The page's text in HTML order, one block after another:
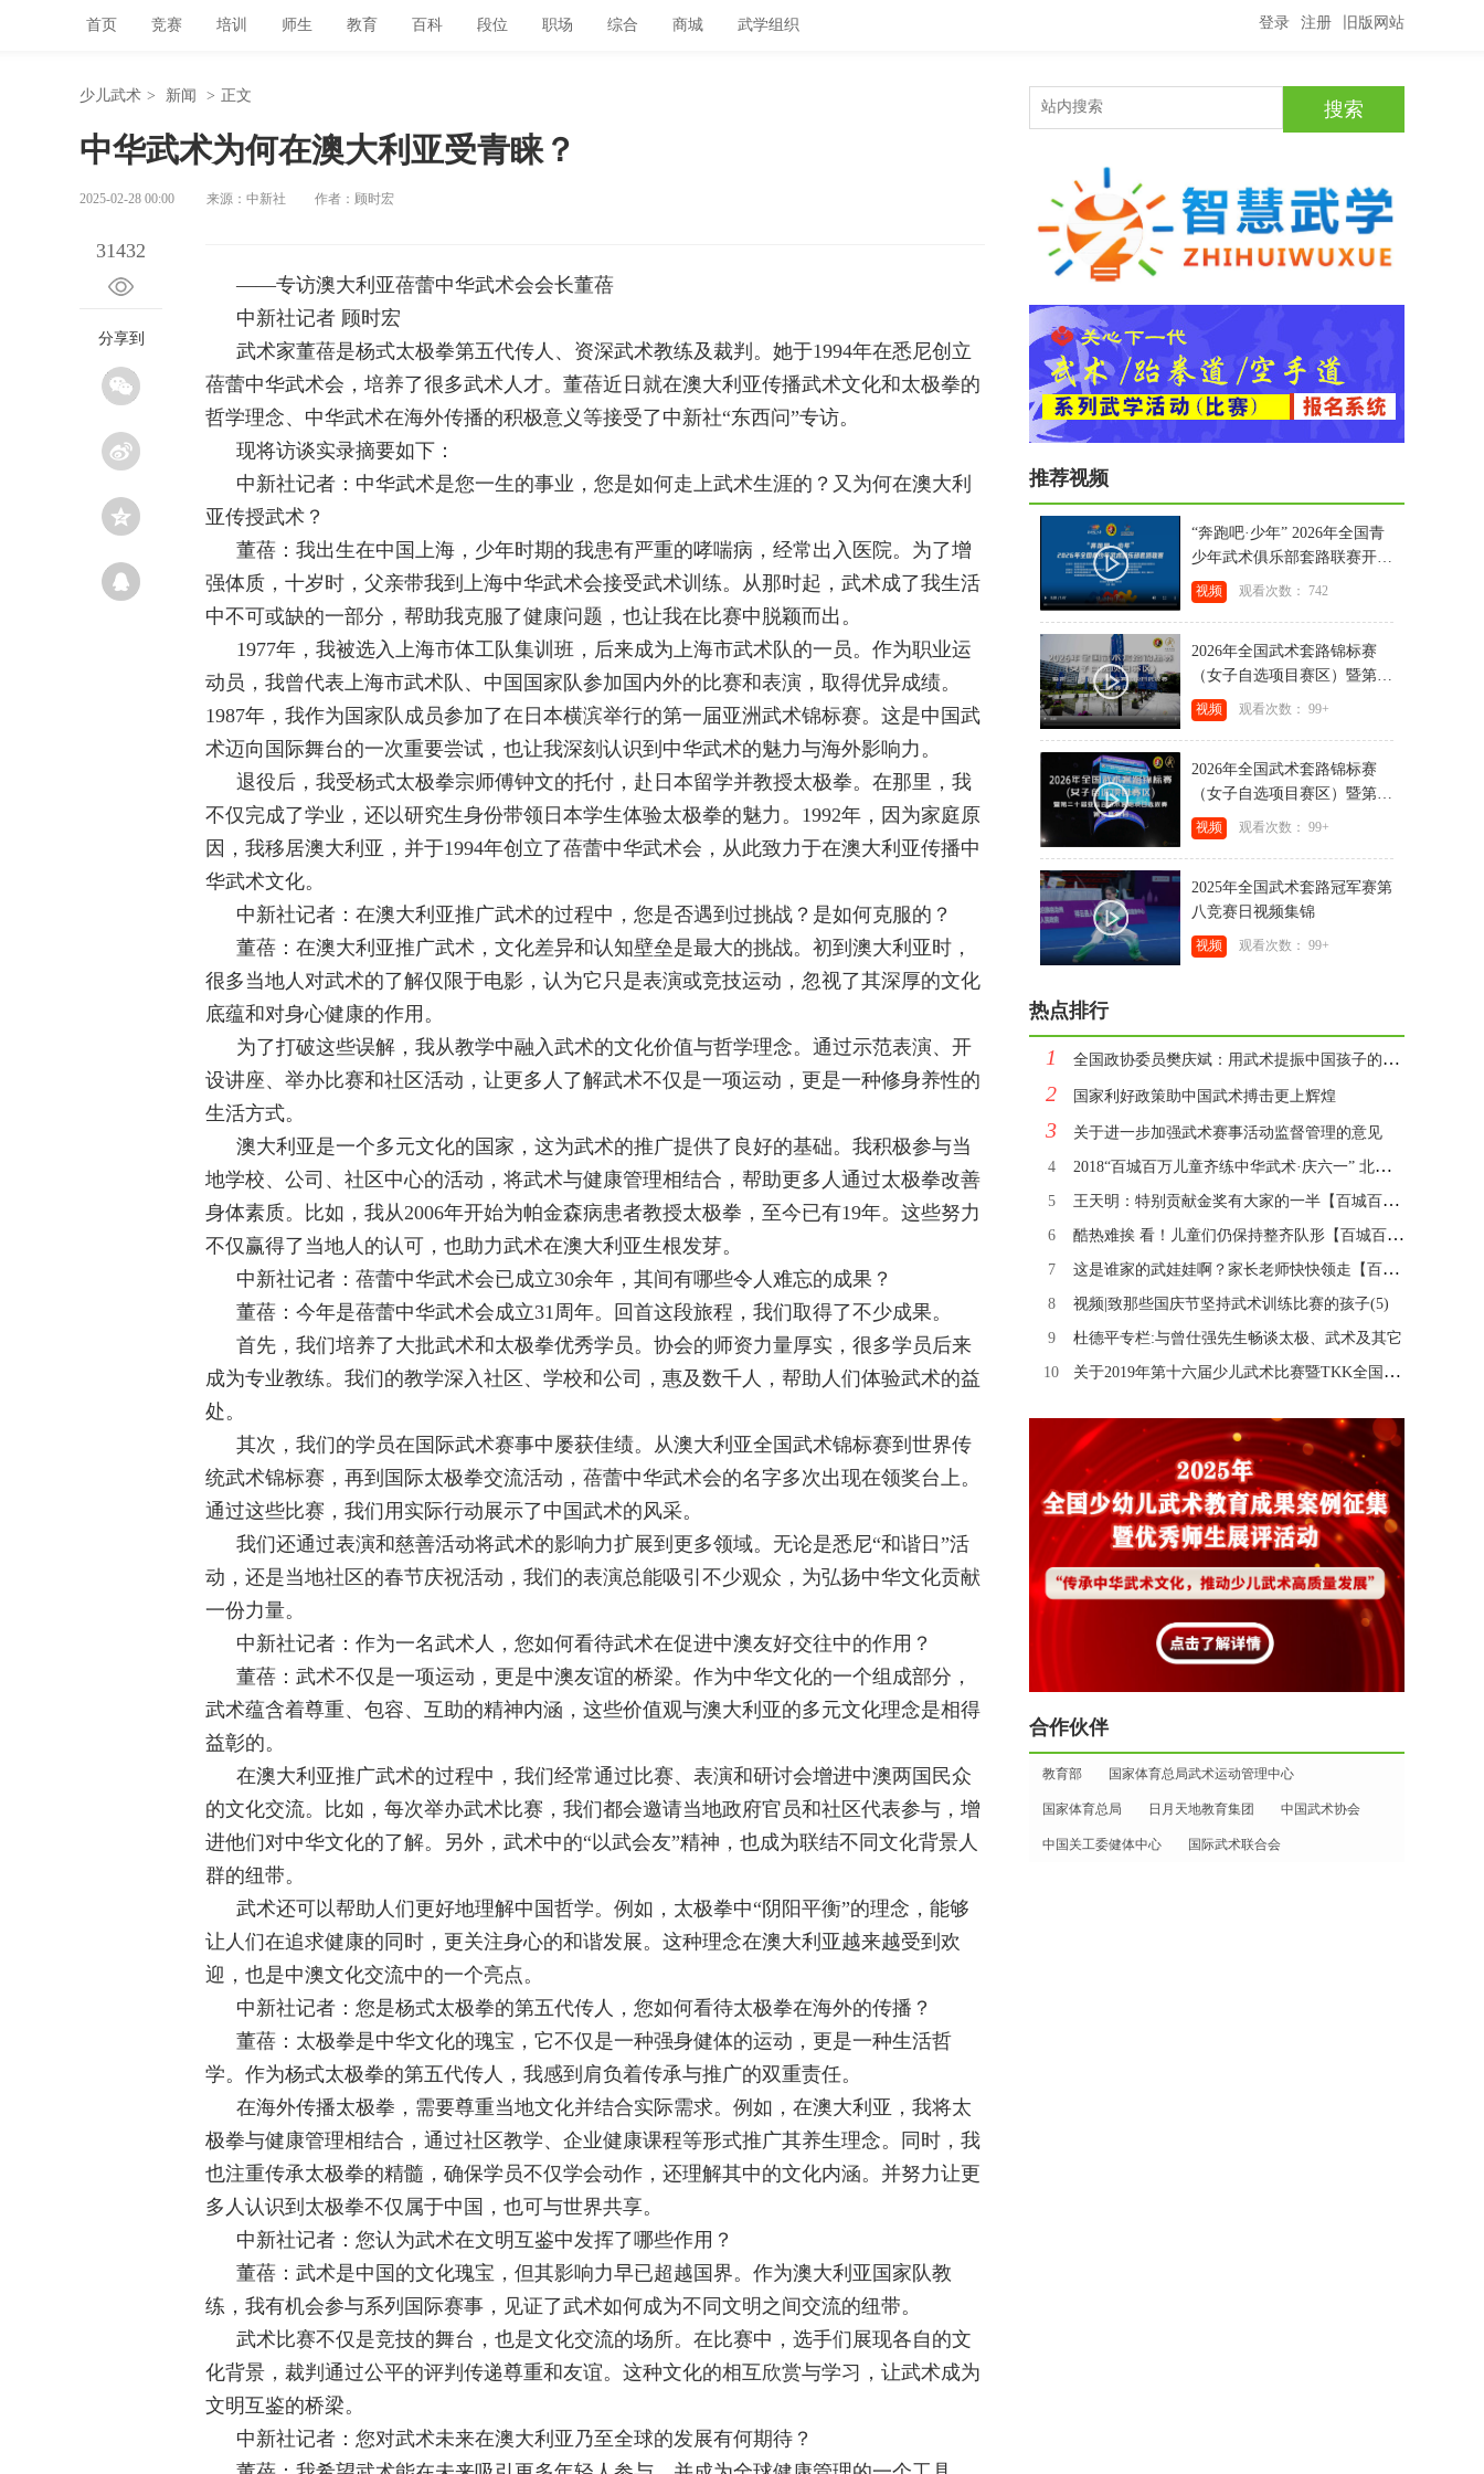
旧版网站
注册
登录
首页 竞赛 培训 师生 教育 百科 段位 职场 综合 商城 武学组织
推荐视频
“奔跑吧·少年” 2026年全国青
少年武术俱乐部套路联赛开赛
视频
视频 观看次数： 742
2026年全国武术套路锦标赛
（女子自选项目赛区）暨第二
十届亚运会武术套路项目选拔
赛第三竞赛日视频集锦
视频 观看次数： 99+
2026年全国武术套路锦标赛
（女子自选项目赛区）暨第二
十届亚运会武术套路项目选拔
赛第二竞赛日视频集锦
视频 观看次数： 99+
2025年全国武术套路冠军赛第
八竞赛日视频集锦
视频 观看次数： 99+
热点排行
1 全国政协委员樊庆斌：用武术提振中国孩子的“精气神”
2 国家利好政策助中国武术搏击更上辉煌
3 关于进一步加强武术赛事活动监督管理的意见
4 2018“百城百万儿童齐练中华武术·庆六一” 北京主会场活动圆满闭幕！
5 王天明：特别贡献金奖有大家的一半【百城百万图集2】
6 酷热难挨 看！儿童们仍保持整齐队形【百城百万图集3】
7 这是谁家的武娃娃啊？家长老师快快领走【百城百万图集4】
8 视频|致那些国庆节坚持武术训练比赛的孩子(5)
9 杜德平专栏:与曾仕强先生畅谈太极、武术及其它
10 关于2019年第十六届少儿武术比赛暨TKK全国少儿武搏赛 安保及赛事观摩的通知
合作伙伴
教育部 国家体育总局武术运动管理中心
国家体育总局 日月天地教育集团 中国武术协会
中国关工委健体中心 国际武术联合会
少儿武术 > 新闻 > 正文
中华武术为何在澳大利亚受青睐？
2025-02-28 00:00 来源：中新社 作者：顾时宏
31432
分享到
——专访澳大利亚蓓蕾中华武术会会长董蓓
中新社记者 顾时宏
武术家董蓓是杨式太极拳第五代传人、资深武术教练及裁判。她于1994年在悉尼创立
蓓蕾中华武术会，培养了很多武术人才。董蓓近日就在澳大利亚传播武术文化和太极拳的
哲学理念、中华武术在海外传播的积极意义等接受了中新社“东西问”专访。
现将访谈实录摘要如下：
中新社记者：中华武术是您一生的事业，您是如何走上武术生涯的？又为何在澳大利
亚传授武术？
董蓓：我出生在中国上海，少年时期的我患有严重的哮喘病，经常出入医院。为了增
强体质，十岁时，父亲带我到上海中华武术会接受武术训练。从那时起，武术成了我生活
中不可或缺的一部分，帮助我克服了健康问题，也让我在比赛中脱颖而出。
1977年，我被选入上海市体工队集训班，后来成为上海市武术队的一员。作为职业运
动员，我曾代表上海市武术队、中国国家队参加国内外的比赛和表演，取得优异成绩。
1987年，我作为国家队成员参加了在日本横滨举行的第一届亚洲武术锦标赛。这是中国武
术迈向国际舞台的一次重要尝试，也让我深刻认识到中华武术的魅力与海外影响力。
退役后，我受杨式太极拳宗师傅钟文的托付，赴日本留学并教授太极拳。在那里，我
不仅完成了学业，还以研究生身份带领日本学生体验太极拳的魅力。1992年，因为家庭原
因，我移居澳大利亚，并于1994年创立了蓓蕾中华武术会，从此致力于在澳大利亚传播中
华武术文化。
中新社记者：在澳大利亚推广武术的过程中，您是否遇到过挑战？是如何克服的？
董蓓：在澳大利亚推广武术，文化差异和认知壁垒是最大的挑战。初到澳大利亚时，
很多当地人对武术的了解仅限于电影，认为它只是表演或竞技运动，忽视了其深厚的文化
底蕴和对身心健康的作用。
为了打破这些误解，我从教学中融入武术的文化价值与哲学理念。通过示范表演、开
设讲座、举办比赛和社区活动，让更多人了解武术不仅是一项运动，更是一种修身养性的
生活方式。
澳大利亚是一个多元文化的国家，这为武术的推广提供了良好的基础。我积极参与当
地学校、公司、社区中心的活动，将武术与健康管理相结合，帮助更多人通过太极拳改善
身体素质。比如，我从2006年开始为帕金森病患者教授太极拳，至今已有19年。这些努力
不仅赢得了当地人的认可，也助力武术在澳大利亚生根发芽。
中新社记者：蓓蕾中华武术会已成立30余年，其间有哪些令人难忘的成果？
董蓓：今年是蓓蕾中华武术会成立31周年。回首这段旅程，我们取得了不少成果。
首先，我们培养了大批武术和太极拳优秀学员。协会的师资力量厚实，很多学员后来
成为专业教练。我们的教学深入社区、学校和公司，惠及数千人，帮助人们体验武术的益
处。
其次，我们的学员在国际武术赛事中屡获佳绩。从澳大利亚全国武术锦标赛到世界传
统武术锦标赛，再到国际太极拳交流活动，蓓蕾中华武术会的名字多次出现在领奖台上。
通过这些比赛，我们用实际行动展示了中国武术的风采。
我们还通过表演和慈善活动将武术的影响力扩展到更多领域。无论是悉尼“和谐日”活
动，还是当地社区的春节庆祝活动，我们的表演总能吸引不少观众，为弘扬中华文化贡献
一份力量。
中新社记者：作为一名武术人，您如何看待武术在促进中澳友好交往中的作用？
董蓓：武术不仅是一项运动，更是中澳友谊的桥梁。作为中华文化的一个组成部分，
武术蕴含着尊重、包容、互助的精神内涵，这些价值观与澳大利亚的多元文化理念是相得
益彰的。
在澳大利亚推广武术的过程中，我们经常通过比赛、表演和研讨会增进中澳两国民众
的文化交流。比如，每次举办武术比赛，我们都会邀请当地政府官员和社区代表参与，增
进他们对中华文化的了解。另外，武术中的“以武会友”精神，也成为联结不同文化背景人
群的纽带。
武术还可以帮助人们更好地理解中国哲学。例如，太极拳中“阴阳平衡”的理念，能够
让人们在追求健康的同时，更关注身心的和谐发展。这种理念在澳大利亚越来越受到欢
迎，也是中澳文化交流中的一个亮点。
中新社记者：您是杨式太极拳的第五代传人，您如何看待太极拳在海外的传播？
董蓓：太极拳是中华文化的瑰宝，它不仅是一种强身健体的运动，更是一种生活哲
学。作为杨式太极拳的第五代传人，我感到肩负着传承与推广的双重责任。
在海外传播太极拳，需要尊重当地文化并结合实际需求。例如，在澳大利亚，我将太
极拳与健康管理相结合，通过社区教学、企业健康课程等形式推广其养生理念。同时，我
也注重传承太极拳的精髓，确保学员不仅学会动作，还理解其中的文化内涵。并努力让更
多人认识到太极拳不仅属于中国，也可与世界共享。
中新社记者：您认为武术在文明互鉴中发挥了哪些作用？
董蓓：武术是中国的文化瑰宝，但其影响力早已超越国界。作为澳大利亚国家队教
练，我有机会参与系列国际赛事，见证了武术如何成为不同文明之间交流的纽带。
武术比赛不仅是竞技的舞台，也是文化交流的场所。在比赛中，选手们展现各自的文
化背景，裁判通过公平的评判传递尊重和友谊。这种文化的相互欣赏与学习，让武术成为
文明互鉴的桥梁。
中新社记者：您对武术未来在澳大利亚乃至全球的发展有何期待？